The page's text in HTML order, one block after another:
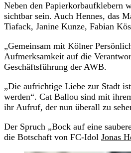
Neben den Papierkorbaufklebern
sichtbar sein. Auch Hennes, das
Tiafack, Janine Kunze, Fabian
„Gemeinsam mit Kölner
Aufmerksamkeit auf die
Geschäftsführung der AWB.
„Die aufrichtige Liebe zur Stadt
werden“. Cat Ballou sind mit
ihr Aufruf, der nun überall zu
Der Spruch „Bock auf eine
die Botschaft von FC-Idol Jonas